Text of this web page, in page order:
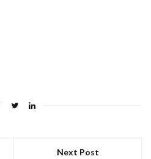
Next Post